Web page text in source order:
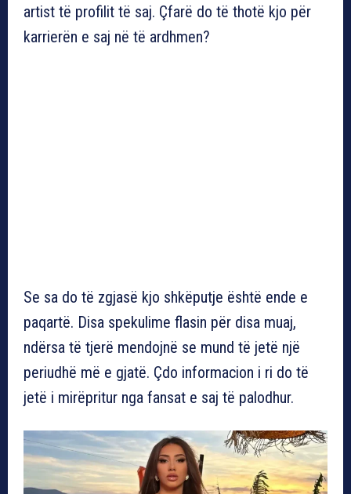
artist të profilit të saj. Çfarë do të thotë kjo për
karrierën e saj në të ardhmen?
Se sa do të zgjasë kjo shkëputje është ende e
paqartë. Disa spekulime flasin për disa muaj,
ndërsa të tjerë mendojnë se mund të jetë një
periudhë më e gjatë. Çdo informacion i ri do të
jetë i mirëpritur nga fansat e saj të palodhur.